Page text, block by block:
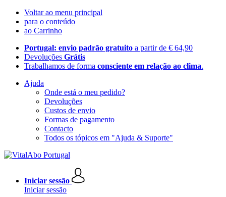
Voltar ao menu principal
para o conteúdo
ao Carrinho
Portugal: envio padrão gratuito a partir de € 64,90
Devoluções Grátis
Trabalhamos de forma consciente em relação ao clima.
Ajuda
Onde está o meu pedido?
Devoluções
Custos de envio
Formas de pagamento
Contacto
Todos os tópicos em "Ajuda & Suporte"
Iniciar sessão
Iniciar sessão